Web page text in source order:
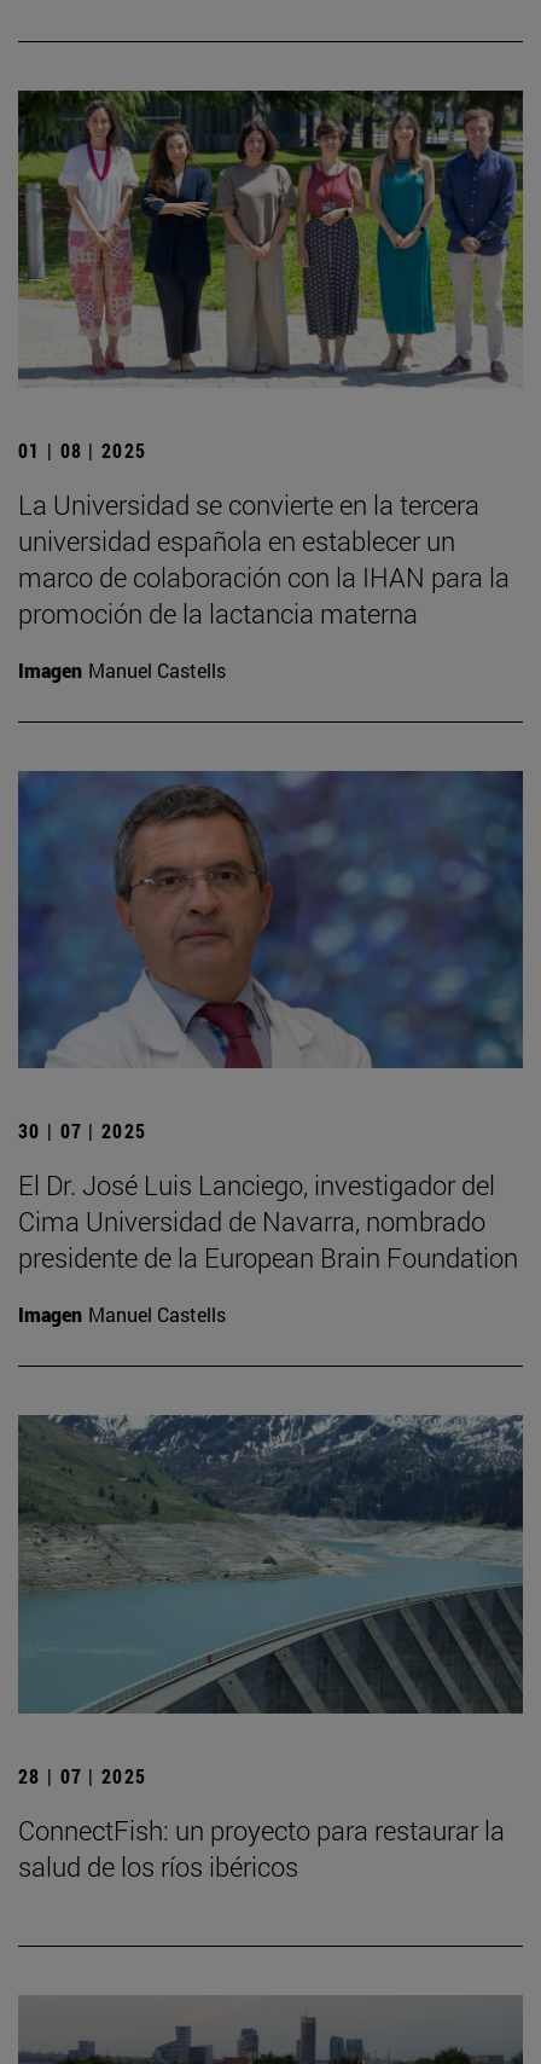
01 | 08 | 2025
La Universidad se convierte en la tercera
universidad española en establecer un
marco de colaboración con la IHAN para la
promoción de la lactancia materna
Imagen Manuel Castells
30 | 07 | 2025
El Dr. José Luis Lanciego, investigador del
Cima Universidad de Navarra, nombrado
presidente de la European Brain Foundation
Imagen Manuel Castells
28 | 07 | 2025
ConnectFish: un proyecto para restaurar la
salud de los ríos ibéricos